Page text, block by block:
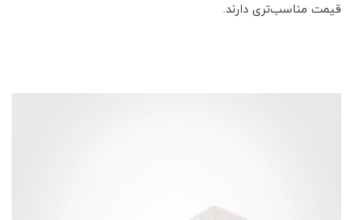
قیمت مناسب‌تری دارند.